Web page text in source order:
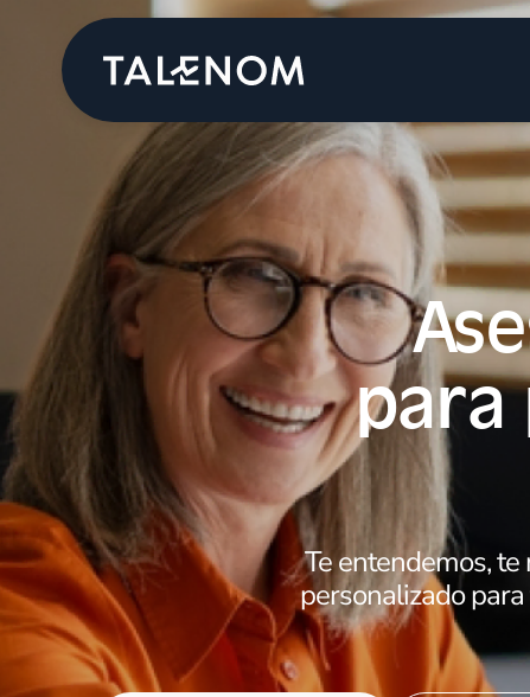
para
Te entendemos,
personalizado